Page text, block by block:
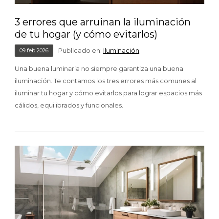
3 errores que arruinan la iluminación
de tu hogar (y cómo evitarlos)
09 feb 2026 Publicado en: Iluminación
Una buena luminaria no siempre garantiza una buena
iluminación. Te contamos los tres errores más comunes al
iluminar tu hogar y cómo evitarlos para lograr espacios más
cálidos, equilibrados y funcionales.